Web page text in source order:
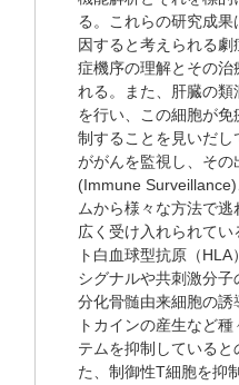
る。これらの研究成
因すると考えられる
症機序の理解とその治
れる。また、肝臓の
を行い、この細胞が
制することを見いだ
ががんを監視し、そ
(Immune
ムから様々な方法で
広く受け入れられてい
ト白血球型抗原（
シグナルや共刺激分
分化骨髄由来細胞の誘
トカインの産生など
テムを抑制していると
た、制御性T細胞を抑